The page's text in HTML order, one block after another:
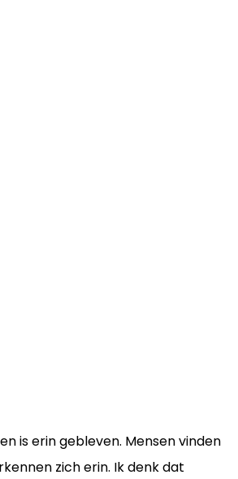
is erin gebleven. Mensen vinden
zich erin. Ik denk dat